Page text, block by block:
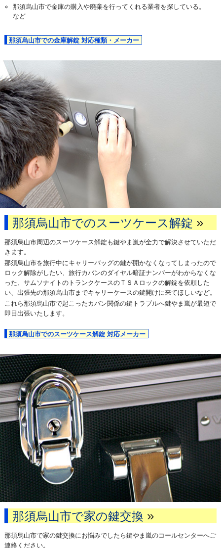
那須烏山市で金庫の購入や廃棄を行ってくれる業者を探している。
など
那須烏山市での金庫解錠 対応種類・メーカー
那須烏山市でのスーツケース解錠 »
那須烏山市周辺のスーツケース解錠も鍵やま嵐が全力で解決させていただ
きます。
那須烏山市を旅行中にキャリーバッグの鍵が開かなくなってしまったので
ロック解除がしたい、旅行カバンのダイヤル暗証ナンバーがわからなくな
った、サムソナイトのトランクケースのＴＳＡロックの解錠を依頼した
い、出張先の那須烏山市までキャリーケースの鍵開けに来てほしいなど。
これら那須烏山市で起こったカバン関係の鍵トラブルへ鍵やま嵐が最短で
即日出張いたします。
那須烏山市でのスーツケース解錠 対応メーカー
那須烏山市で家の鍵交換 »
那須烏山市で家の鍵交換にお悩みでしたら鍵やま嵐のコールセンターへご
連絡ください。